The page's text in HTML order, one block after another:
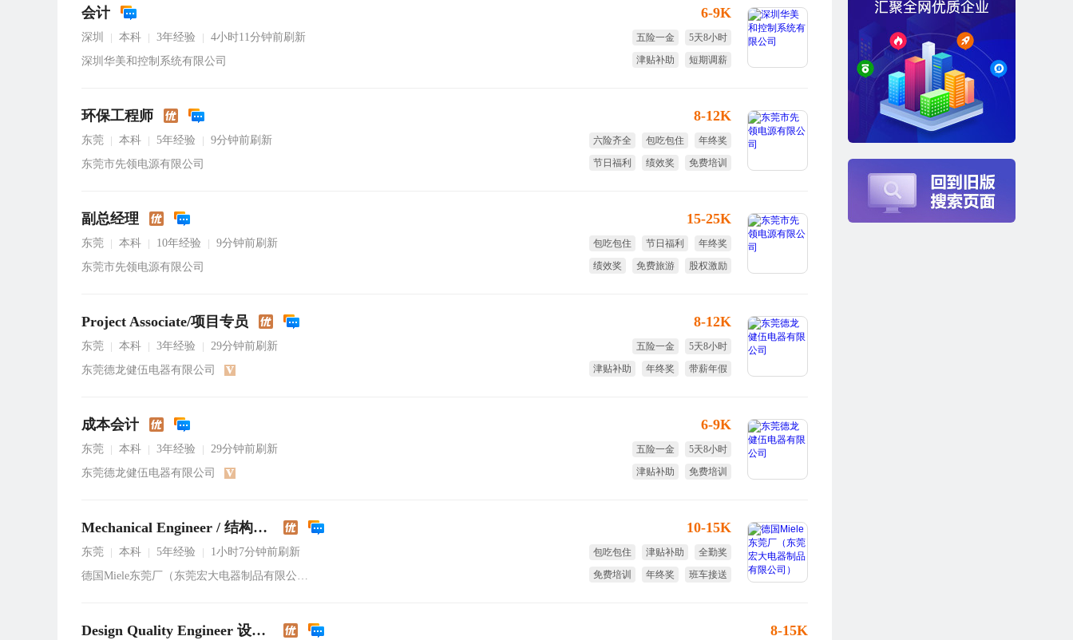
会计
深圳 本科 3年经验
4小时11分钟前刷新
深圳华美和控制系统有限公司
6-9K
五险一金
5天8小时
津贴补助
短期调薪
环保工程师
东莞 本科 5年经验
9分钟前刷新
东莞市先领电源有限公司
8-12K
六险齐全 包吃包住
年终奖
节日福利
绩效奖 免费培训
副总经理
东莞 本科 10年经验
9分钟前刷新
东莞市先领电源有限公司
15-25K
包吃包住 节日福利
年终奖
绩效奖
免费旅游 股权激励
Project Associate/项目专员
东莞 本科 3年经验
29分钟前刷新
东莞德龙健伍电器有限公司
8-12K
五险一金
5天8小时
津贴补助
年终奖
带薪年假
成本会计
东莞 本科 3年经验
29分钟前刷新
东莞德龙健伍电器有限公司
6-9K
五险一金
5天8小时
津贴补助
免费培训
Mechanical Engineer / 结构工程师
东莞 本科 5年经验
1小时7分钟前刷新
德国Miele东莞厂（东莞宏大电器制品有限公司）
10-15K
包吃包住 津贴补助
全勤奖
免费培训
年终奖 班车接送
Design Quality Engineer 设计品质工程师 8-15K